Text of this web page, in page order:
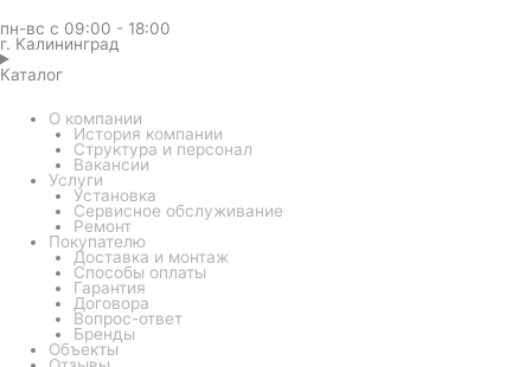
пн-вс с 09:00 - 18:00
г. Калининград
Каталог
О компании
История компании
Структура и персонал
Вакансии
Услуги
Установка
Сервисное обслуживание
Ремонт
Покупателю
Доставка и монтаж
Способы оплаты
Гарантия
Договора
Вопрос-ответ
Бренды
Объекты